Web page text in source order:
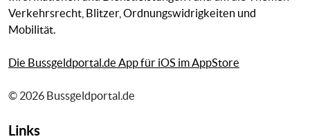
Verkehrsrecht, Blitzer, Ordnungswidrigkeiten und
Mobilität.
Die Bussgeldportal.de App für iOS im AppStore
© 2026 Bussgeldportal.de
Links